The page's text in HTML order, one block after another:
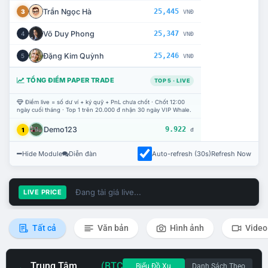
3 Trần Ngọc Hà 25,445 VNĐ
4 Võ Duy Phong 25,347 VNĐ
5 Đặng Kim Quỳnh 25,246 VNĐ
TỔNG ĐIỂM PAPER TRADE TOP 5 · LIVE
Điểm live = số dư ví + ký quỹ + PnL chưa chốt · Chốt 12:00
ngày cuối tháng · Top 1 trên 20.000 đ nhận 30 ngày VIP Whale.
1 Demo123 9.922 đ
Hide Module Diễn đàn Auto-refresh (30s)Refresh Now
LIVE PRICE Đang tải giá live...
Tất cả Văn bản Hình ảnh Video
Biểu Đồ Xu Danh Sách Theo